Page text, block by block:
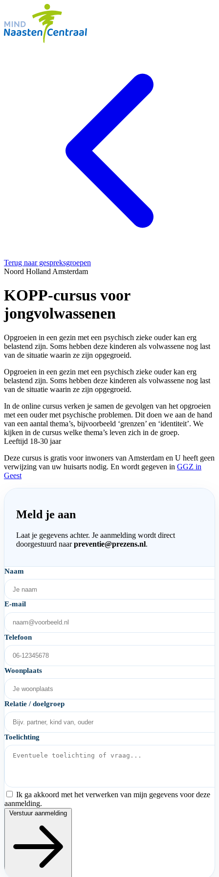
Terug naar gespreksgroepen
Noord Holland Amsterdam
KOPP-cursus voor
jongvolwassenen
Opgroeien in een gezin met een psychisch zieke ouder kan erg
belastend zijn. Soms hebben deze kinderen als volwassene nog last
van de situatie waarin ze zijn opgegroeid.
Opgroeien in een gezin met een psychisch zieke ouder kan erg
belastend zijn. Soms hebben deze kinderen als volwassene nog last
van de situatie waarin ze zijn opgegroeid.
In de online cursus verken je samen de gevolgen van het opgroeien
met een ouder met psychische problemen. Dit doen we aan de hand
van een aantal thema’s, bijvoorbeeld ‘grenzen’ en ‘identiteit’. We
kijken in de cursus welke thema’s leven zich in de groep.
Leeftijd 18-30 jaar
Deze cursus is gratis voor inwoners van Amsterdam en U heeft geen
verwijzing van uw huisarts nodig. En wordt gegeven in GGZ in
Geest
Meld je aan
Laat je gegevens achter. Je aanmelding wordt direct
doorgestuurd naarpreventie@prezens.nl.
Naam
E-mail
Telefoon
Woonplaats
Relatie / doelgroep
Toelichting
Ik ga akkoord met het verwerken van mijn gegevens voor deze
aanmelding.